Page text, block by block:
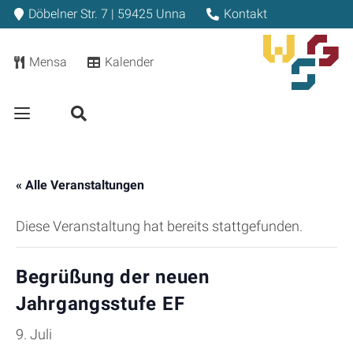
Döbelner Str. 7 | 59425 Unna Kontakt
Mensa Kalender
« Alle Veranstaltungen
Diese Veranstaltung hat bereits stattgefunden.
Begrüßung der neuen
Jahrgangsstufe EF
9. Juli